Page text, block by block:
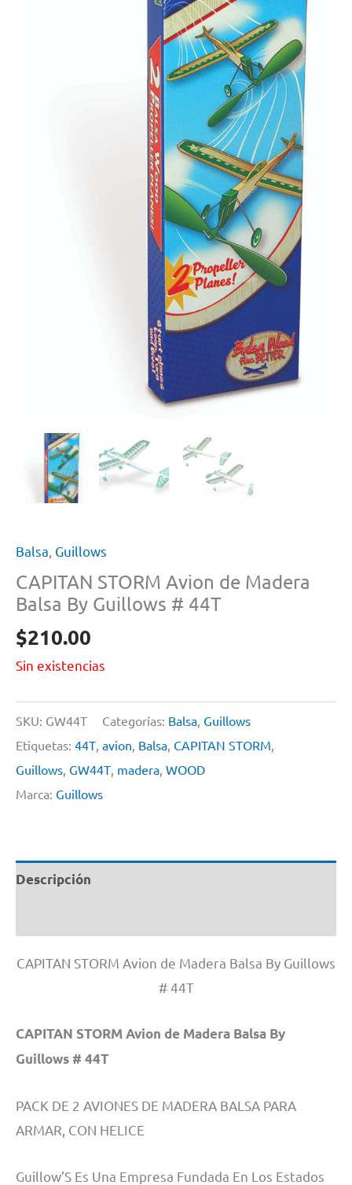
Balsa Guillows
CAPITAN STORM Avion de Madera
Balsa By Guillows # 44T
$210.00
Sin existencias
SKU: GW44T Categorías: Balsa Guillows
Etiquetas: 44T avion Balsa CAPITAN STORM
Guillows GW44T madera WOOD
Marca: Guillows
Descripción
CAPITAN STORM Avion de Madera Balsa By Guillows
# 44T
CAPITAN STORM Avion de Madera Balsa By
Guillows # 44T
PACK DE 2 AVIONES DE MADERA BALSA PARA
ARMAR, CON HELICE
Guillow’S Es Una Empresa Fundada En Los Estados